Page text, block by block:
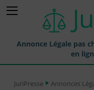
Annonce Légale pas
en
JuriPresse
Annonces